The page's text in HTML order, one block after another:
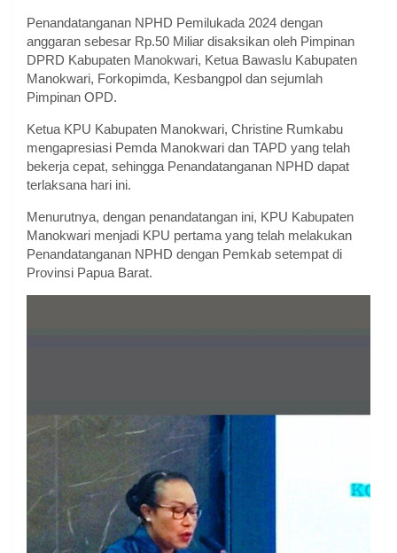
Penandatanganan NPHD Pemilukada 2024 dengan
anggaran sebesar Rp.50 Miliar disaksikan oleh Pimpinan
DPRD Kabupaten Manokwari, Ketua Bawaslu Kabupaten
Manokwari, Forkopimda, Kesbangpol dan sejumlah
Pimpinan OPD.
Ketua KPU Kabupaten Manokwari, Christine Rumkabu
mengapresiasi Pemda Manokwari dan TAPD yang telah
bekerja cepat, sehingga Penandatanganan NPHD dapat
terlaksana hari ini.
Menurutnya, dengan penandatangan ini, KPU Kabupaten
Manokwari menjadi KPU pertama yang telah melakukan
Penandatanganan NPHD dengan Pemkab setempat di
Provinsi Papua Barat.